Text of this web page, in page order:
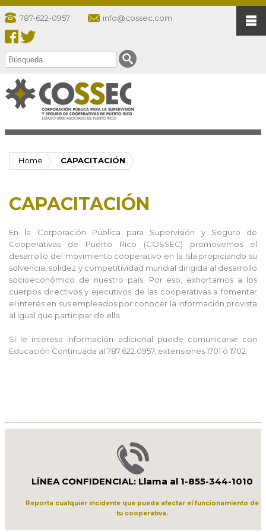
787-622-0957 info@cossec.com
Home CAPACITACIÓN
CAPACITACIÓN
En la Corporación Pública para Supervisión y Seguro de
Cooperativas de Puerto Rico (COSSEC) promovemos el
desarrollo del movimiento cooperativo en la Isla propiciando su
solvencia, solidez y competitividad mundial dirigida al desarrollo
socioeconómico de nuestro país. Por eso, exhortamos a los
cuerpos directivos y ejecutivos de las cooperativas a fomentar
el interés en sus empleados por conocer la información provista
al igual que participar de ella.
Si le interesa información adicional puede comunicarse con
Educación Continuada al 787.622.0957, extensiones 1701 ó 1702.
LÍNEA CONFIDENCIAL: Llama al 1-855-344-1010
Reporta cualquier incidente que pueda afectar el funcionamiento de
tu cooperativa.